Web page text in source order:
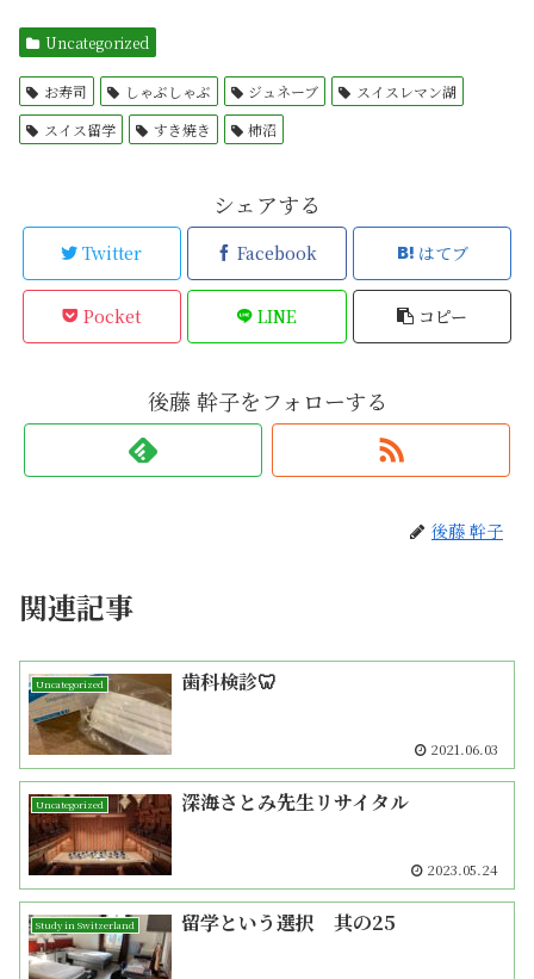
Uncategorized
お寿司 しゃぶしゃぶ ジュネーブ
スイスレマン湖
スイス留学
すき焼き 柿沼
シェアする
Twitter Facebook はてブ
Pocket LINE コピー
後藤 幹子をフォローする
後藤 幹子
関連記事
Uncategorized 歯科検診🦷
2021.06.03
Uncategorized 深海さとみ先生リサイタル
2023.05.24
Study in Switzerland 留学という選択 其の25